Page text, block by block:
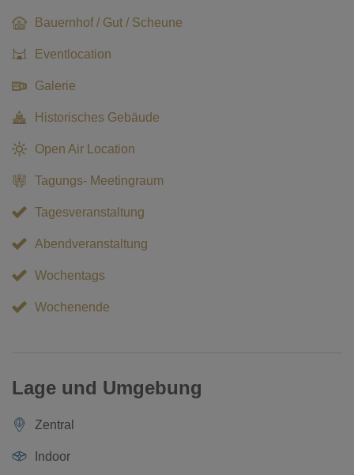
Bauernhof / Gut / Scheune
Eventlocation
Galerie
Historisches Gebäude
Open Air Location
Tagungs- Meetingraum
Tagesveranstaltung
Abendveranstaltung
Wochentags
Wochenende
Lage und Umgebung
Zentral
Indoor